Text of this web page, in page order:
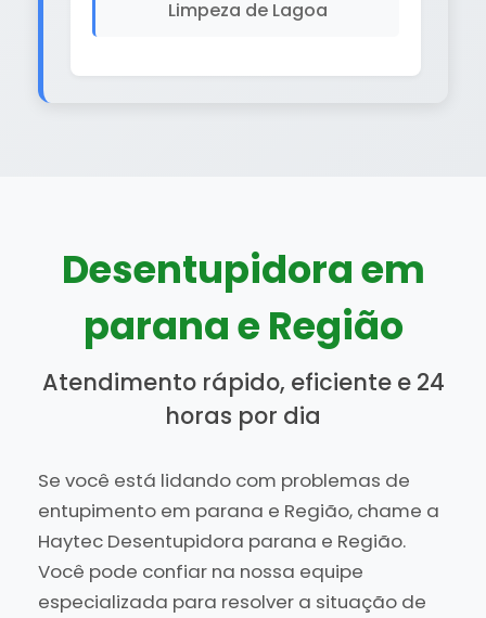
Limpeza de Lagoa
Desentupidora em
parana e Região
Atendimento rápido, eficiente e 24
horas por dia
Se você está lidando com problemas de
entupimento em parana e Região, chame a
Haytec Desentupidora parana e Região.
Você pode confiar na nossa equipe
especializada para resolver a situação de